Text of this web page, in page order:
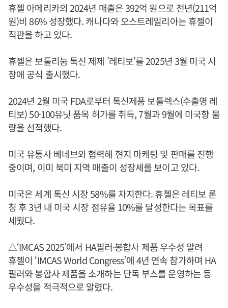
휴젤 아메리카의 2024년 매출은 392억 원으로 전년(211억
원)비 86% 성장했다. 캐나다와 오스트레일리아는 휴젤이
직판을 하고 있다.
휴젤은 보툴리눔 톡신 제제 '레티보'를 2025년 3월 미국 시
장에 공식 출시했다.
2024년 2월 미국 FDA로부터 톡신제품 보툴렉스(수출명 레
티보) 50·100유닛 품목 허가를 취득, 7월과 9월에 미국향 물
량을 선적했다.
미국 유통사 베네브와 협력해 현지 마케팅 및 판매를 진행
중이며, 이미 북미 지역 매출이 성장세를 보이고 있다.
미국은 세계 톡신 시장 58%를 차지한다. 휴젤은 레티보 론
칭 후 3년 내 미국 시장 점유율 10%를 달성한다는 목표를
세웠다.
△‘IMCAS 2025’에서 HA필러·봉합사 제품 우수성 알려
휴젤이 ‘IMCAS World Congress’에 4년 연속 참가하며 HA
필러와 봉합사 제품을 소개하는 단독 부스를 운영하는 등
우수성을 적극적으로 알렸다.